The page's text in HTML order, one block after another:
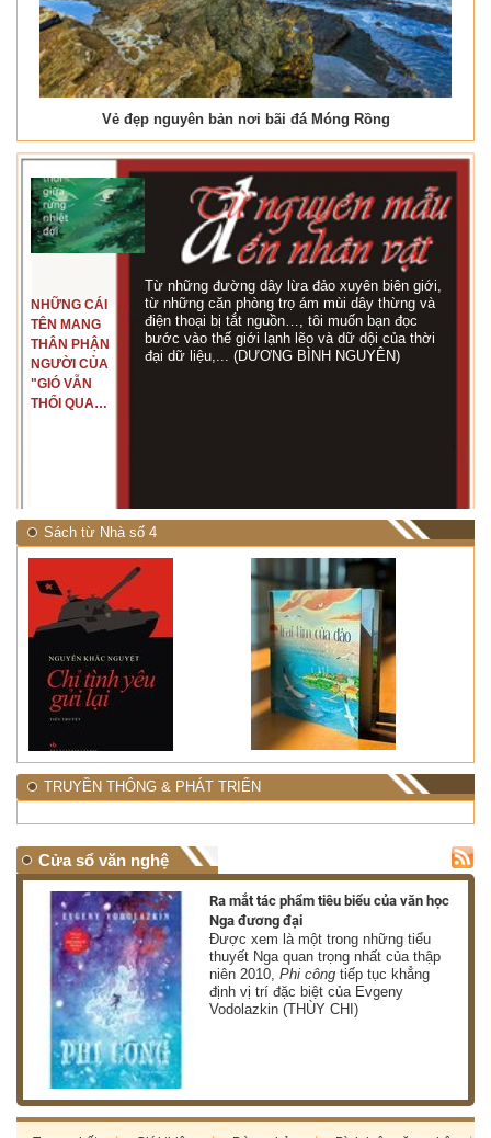
Vẻ đẹp nguyên bản nơi bãi đá Móng Rồng
NHỮNG CÁI
TÊN MANG
THÂN PHẬN
NGƯỜI CỦA
"GIÓ VẪN
THỔI QUA
Từ những đường dây lừa đảo xuyên biên giới,
từ những căn phòng trọ ám mùi dây thừng và
điện thoại bị tắt nguồn…, tôi muốn bạn đọc
bước vào thế giới lạnh lẽo và dữ dội của thời
đại dữ liệu,... (DƯƠNG BÌNH NGUYÊN)
Sách từ Nhà số 4
TRUYỀN THÔNG & PHÁT TRIỂN
Cửa sổ văn nghệ
Ra mắt tác phẩm tiêu biểu của văn học
Nga đương đại
Được xem là một trong những tiểu
thuyết Nga quan trọng nhất của thập
niên 2010,Phi công tiếp tục khẳng
định vị trí đặc biệt của Evgeny
Vodolazkin (THÙY CHI)